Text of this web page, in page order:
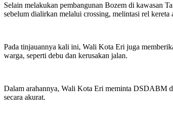
Selain melakukan pembangunan Bozem di kawasan
sebelum dialirkan melalui crossing, melintasi rel
Pada tinjauannya kali ini, Wali Kota Eri juga
warga, seperti debu dan kerusakan jalan.
Dalam arahannya, Wali Kota Eri meminta DSDABM
secara akurat.